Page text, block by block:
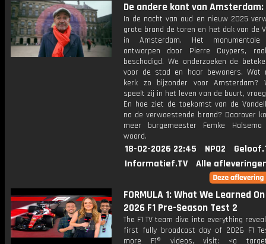
De andere kant van
In de nacht van oud en nieuw 2025
grote brand de toren en het dak van de
in Amsterdam. Het monumentale
ontworpen door Pierre Cuypers,
beschadigd. We onderzoeken de
voor de stad en haar bewoners. Wat
kerk zo bijzonder voor Amsterdam?
speelt zij in het leven van de buurt,
En hoe ziet de toekomst van de
na de verwoestende brand? Daarover
meer burgemeester Femke
woord.
18-02-2026 22:45 NPO2
Informatief.TV
Alle
FORMULA 1: What We Learned On
2026 F1 Pre-Season Test 2
The F1 TV team dive into everything
first fully broadcast day of 2026 F1
more F1® videos, visit: <a